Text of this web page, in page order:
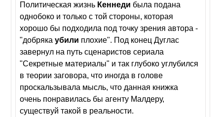
Политическая жизнь Кеннеди была подана
однобоко и только с той стороны, которая
хорошо бы подходила под точку зрения автора -
"добрякаубили плохие". Под конец Дуглас
завернул на путь сценаристов сериала
"Секретные материалы" и так глубоко углубился
в теории заговора, что иногда в голове
проскальзывала мысль, что данная книжка
очень понравилась бы агенту Малдеру,
существуй такой в реальности.